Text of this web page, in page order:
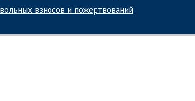
взносов и пожертвований